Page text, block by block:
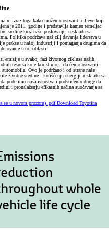
izraz toga kako možemo ostvariti ciljeve koji
je 2011. godine i predstavlja kamen temeljac
sredine kroz naše poslovanje, u skladu sa
Politika podržava naš cilj davanja liderstva u
prakse u našoj industriji i pomaganja drugima da
u toj oblasti.
emisije u svakoj fazi životnog ciklusa naših
resursa koje koristimo, i da ćemo ostvariti
Ovo je podržano i od strane naše
životne sredine i korišćenju energije u skladu sa
podelimo naša iskustva i podstičemo druge da
i pronalaženju efikasnih načina suočavanja sa
se u novom prozoru) .pdfDownload Toyotina